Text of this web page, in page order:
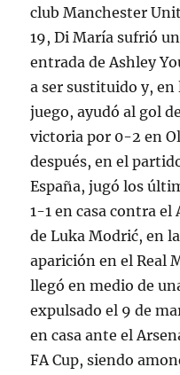
club Manchester
19, Di María sufrió
entrada de Ashley
a ser sustituido y,
juego, ayudó al gol
victoria por 0-2 en
después, en el
España, jugó los
1-1 en casa contra
de Luka Modrić, en
aparición en el Real
llegó en medio de
expulsado el 9 de
en casa ante el
FA Cup, siendo